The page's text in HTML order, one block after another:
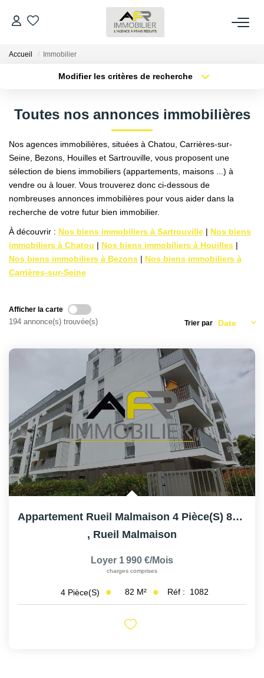
ESTIMER
FAIRE GÉRER
NOS AGENCES
Qui Sommes Nous
AFR IMMOBILIER Bezons
AFR IMMOBILIER Carrières-Sur-Seine
AFR IMMOBILIER Chatou - Transaction
AFR IMMOBILIER Houilles
AFR IMMOBILIER Sartrouville
CONTACT
Accueil Immobilier
Modifier les critères de recherche
Type de bien
Budget max Plus de critères
Créer une alerte
Toutes nos annonces immobilières
Nos agences immobilières, situées à Chatou, Carrières-sur-
Seine, Bezons, Houilles et Sartrouville, vous proposent une
sélection de biens immobiliers (appartements, maisons ...) à
vendre ou à louer. Vous trouverez donc ci-dessous de
nombreuses annonces immobilières pour vous aider dans la
recherche de votre futur bien immobilier.
À découvrir : Nos biens immobiliers à Sartrouville | Nos biens
immobiliers à Chatou | Nos biens immobiliers à Houilles |
Nos biens immobiliers à Bezons | Nos biens immobiliers à
Carrières-sur-Seine
Afficher la carte
194 annonce(s) trouvée(s) Trier par
Appartement Rueil Malmaison 4 Pièce(s) 82 M2
, Rueil Malmaison
Loyer 1 990 €/mois
charges comprises
4 Pièce(s) 82 M² Réf : 1082